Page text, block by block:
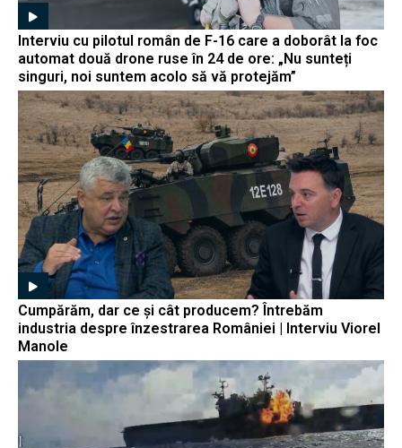
Interviu cu pilotul român de F-16 care a doborât la foc
automat două drone ruse în 24 de ore: „Nu sunteți
singuri, noi suntem acolo să vă protejăm”
Cumpărăm, dar ce și cât producem? Întrebăm
industria despre înzestrarea României | Interviu Viorel
Manole